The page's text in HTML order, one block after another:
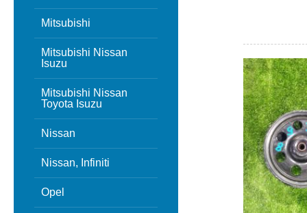
Mitsubishi
Mitsubishi Nissan
Isuzu
Mitsubishi Nissan
Toyota Isuzu
Nissan
Nissan, Infiniti
Opel